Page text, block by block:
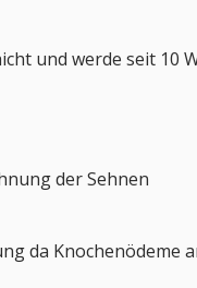
und werde seit 10
der Sehnen
da Knochenödeme